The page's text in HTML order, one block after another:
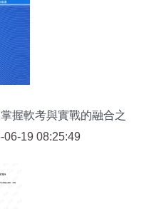
握軟考與實戰的融合之
06-19 08:25:49